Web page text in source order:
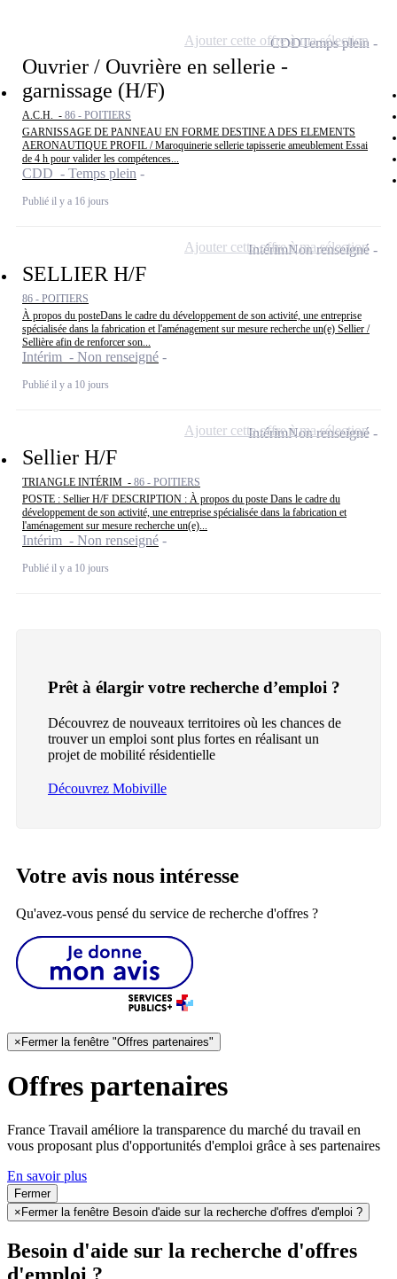
Ouvrier / Ouvrière en sellerie -
garnissage (H/F)
A.C.H. - 86 - POITIERS
GARNISSAGE DE PANNEAU EN FORME DESTINE A DES ELEMENTS
AERONAUTIQUE PROFIL / Maroquinerie sellerie tapisserie ameublement Essai
de 4 h pour valider les compétences...
CDD - Temps plein
Publié il y a 16 jours
CDDTemps plein
Ajouter cette offre à ma sélection
SELLIER H/F
86 - POITIERS
À propos du posteDans le cadre du développement de son activité, une entreprise
spécialisée dans la fabrication et l'aménagement sur mesure recherche un(e) Sellier /
Sellière afin de renforcer son...
Intérim - Non renseigné
Publié il y a 10 jours
IntérimNon renseigné
Ajouter cette offre à ma sélection
Sellier H/F
TRIANGLE INTÉRIM - 86 - POITIERS
POSTE : Sellier H/F DESCRIPTION : À propos du poste Dans le cadre du
développement de son activité, une entreprise spécialisée dans la fabrication et
l'aménagement sur mesure recherche un(e)...
Intérim - Non renseigné
Publié il y a 10 jours
IntérimNon renseigné
Ajouter cette offre à ma sélection
Prêt à élargir votre recherche d’emploi ?
Découvrez de nouveaux territoires où les chances de
trouver un emploi sont plus fortes en réalisant un
projet de mobilité résidentielle
Découvrez Mobiville
Votre avis nous intéresse
Qu'avez-vous pensé du service de recherche d'offres ?
× Fermer la fenêtre "Offres partenaires"
Offres partenaires
France Travail améliore la transparence du marché du travail en
vous proposant plus d'opportunités d'emploi grâce à ses partenaires
En savoir plus
Fermer
×Fermer la fenêtre Besoin d'aide sur la recherche d'offres d'emploi ?
Besoin d'aide sur la recherche d'offres
d'emploi ?